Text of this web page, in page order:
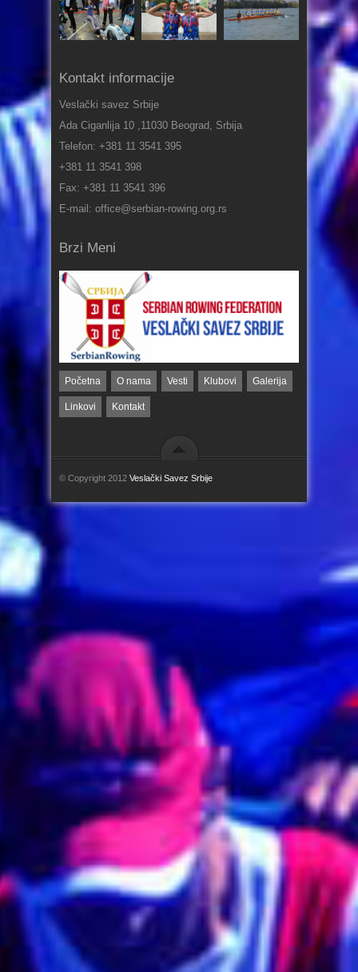
Kontakt informacije
Veslački savez Srbije
Ada Ciganlija 10 ,11030 Beograd, Srbija
Telefon: +381 11 3541 395
+381 11 3541 398
Fax: +381 11 3541 396
E-mail: office@serbian-rowing.org.rs
Brzi Meni
Početna O nama Vesti Klubovi Galerija
Linkovi Kontakt
© Copyright 2012 Veslački Savez Srbije